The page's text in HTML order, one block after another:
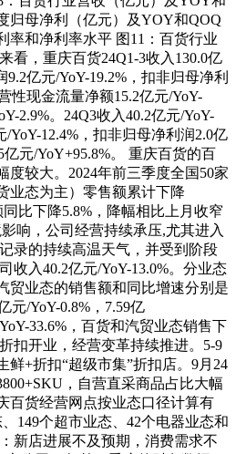
归母净利（亿元）及YOY和QOQ
率和净利率水平 图11：百货行业
看，重庆百货24Q1-3收入130.0亿
9.2亿元/YoY-19.2%，扣非归母净利
性现金流量净额15.2亿元/YoY-
2.9%。24Q3收入40.2亿元/YoY-
/YoY-12.4%，扣非归母净利润2.0亿
亿元/YoY+95.8%。 重庆百货的百
度较大。2024年前三季度全国50家
业态为主）零售额累计下降
比下降5.8%，降幅相比上月收窄
响，公司经营持续承压,尤其进入
录的持续高温天气，并受到阶段
收入40.2亿元/YoY-13.0%。分业态
贸业态的销售额和同比增速分别是
元/YoY-0.8%，7.59亿
33.6%，百货和汽贸业态销售下
扣开业，经营变革持续推进。5-9
鲜+折扣“超级市集”折扣店。9月24
，自营直采商品占比大幅
百货经营网点按业态口径计算有
149个超市业态、42个电器业态和
新店进展不及预期，消费需求不